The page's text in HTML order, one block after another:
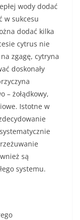
wody dodać
w sukcesu
dodać kilka
cytrus nie
zgagę, cytryna
doskonały
– żołądkowy,
Istotne w
są
systemu.